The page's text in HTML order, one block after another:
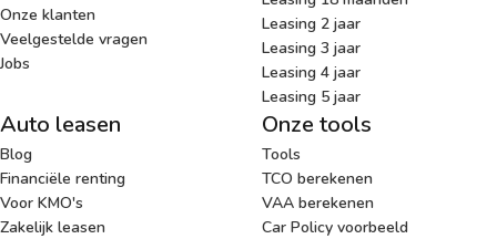
Onze klanten
Veelgestelde vragen
Jobs
Leasing 2 jaar
Leasing 3 jaar
Leasing 4 jaar
Leasing 5 jaar
Auto leasen
Blog
Financiële renting
Voor KMO's
Zakelijk leasen
Onze tools
Tools
TCO berekenen
VAA berekenen
Car Policy voorbeeld